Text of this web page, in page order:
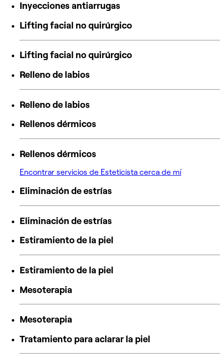
Inyecciones antiarrugas
Lifting facial no quirúrgico
Lifting facial no quirúrgico
Relleno de labios
Relleno de labios
Rellenos dérmicos
Rellenos dérmicos
Encontrar servicios de Esteticista cerca de mí
Eliminación de estrías
Eliminación de estrías
Estiramiento de la piel
Estiramiento de la piel
Mesoterapia
Mesoterapia
Tratamiento para aclarar la piel